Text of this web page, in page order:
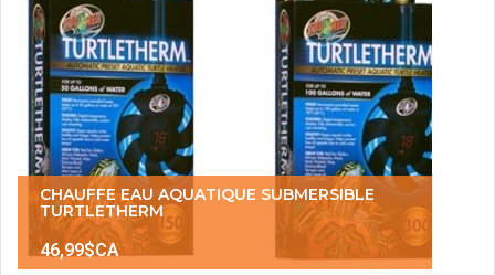
CHAUFFE EAU AQUATIQUE SUBMERSIBLE
TURTLETHERM
46,99$CA